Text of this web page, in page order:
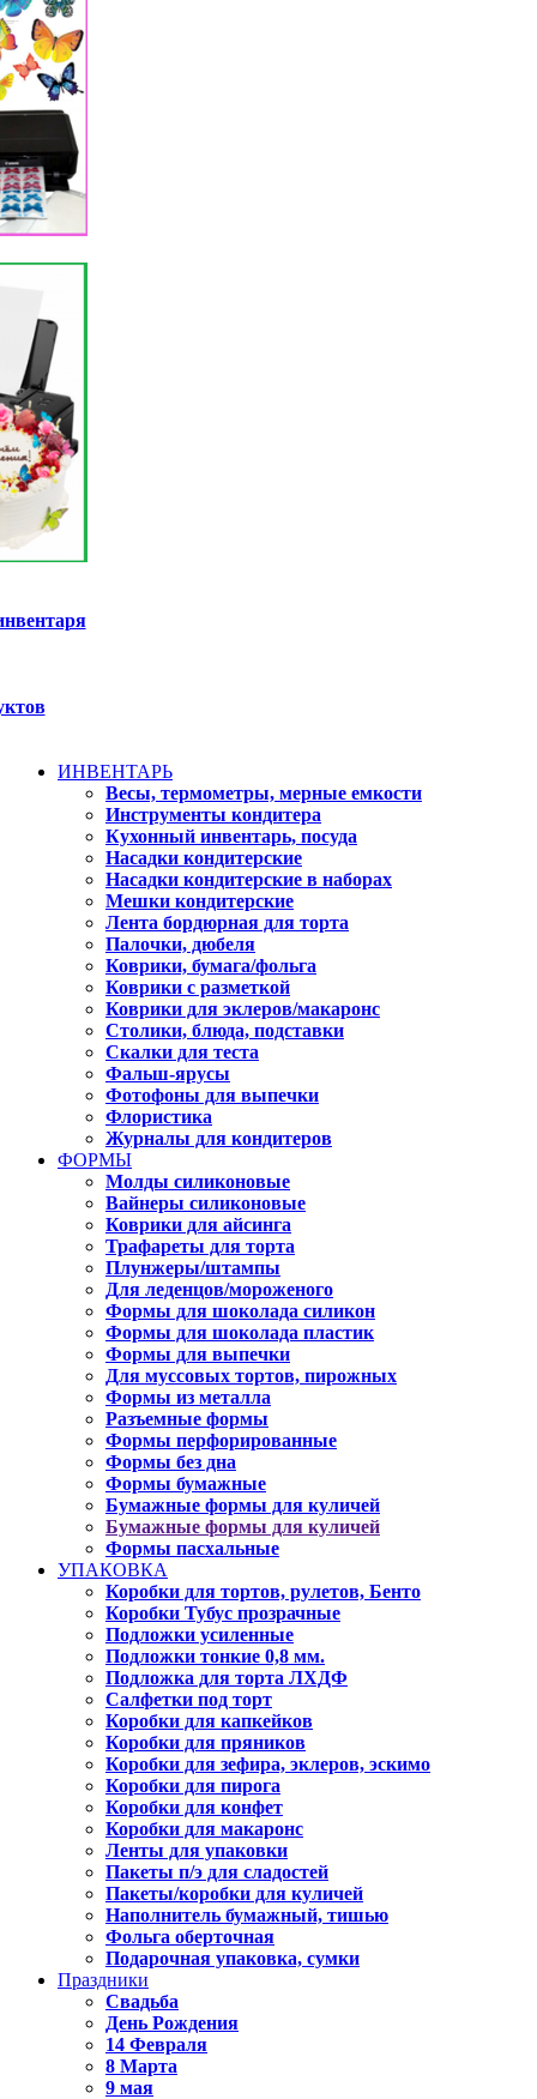
ИНВЕНТАРЬ
Весы, термометры, мерные емкости
Инструменты кондитера
Кухонный инвентарь, посуда
Насадки кондитерские
Насадки кондитерские в наборах
Мешки кондитерские
Лента бордюрная для торта
Палочки, дюбеля
Коврики, бумага/фольга
Коврики с разметкой
Коврики для эклеров/макаронс
Столики, блюда, подставки
Скалки для теста
Фальш-ярусы
Фотофоны для выпечки
Флористика
Журналы для кондитеров
ФОРМЫ
Молды силиконовые
Вайнеры силиконовые
Коврики для айсинга
Трафареты для торта
Плунжеры/штампы
Для леденцов/мороженого
Формы для шоколада силикон
Формы для шоколада пластик
Формы для выпечки
Для муссовых тортов, пирожных
Формы из металла
Разъемные формы
Формы перфорированные
Формы без дна
Формы бумажные
Бумажные формы для куличей
Бумажные формы для куличей
Формы пасхальные
УПАКОВКА
Коробки для тортов, рулетов, Бенто
Коробки Тубус прозрачные
Подложки усиленные
Подложки тонкие 0,8 мм.
Подложка для торта ЛХДФ
Салфетки под торт
Коробки для капкейков
Коробки для пряников
Коробки для зефира, эклеров, эскимо
Коробки для пирога
Коробки для конфет
Коробки для макаронс
Ленты для упаковки
Пакеты п/э для сладостей
Пакеты/коробки для куличей
Наполнитель бумажный, тишью
Фольга оберточная
Подарочная упаковка, сумки
Праздники
Свадьба
День Рождения
14 Февраля
8 Марта
9 мая